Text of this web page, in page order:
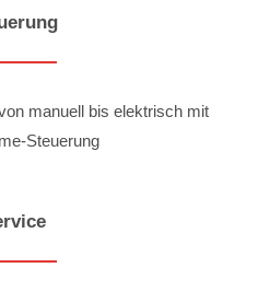
manuell bis elektrisch mit
Steuerung